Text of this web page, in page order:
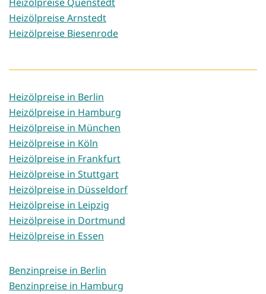
Heizölpreise Arnstedt
Heizölpreise Biesenrode
Heizölpreise in Berlin
Heizölpreise in Hamburg
Heizölpreise in München
Heizölpreise in Köln
Heizölpreise in Frankfurt
Heizölpreise in Stuttgart
Heizölpreise in Düsseldorf
Heizölpreise in Leipzig
Heizölpreise in Dortmund
Heizölpreise in Essen
Benzinpreise in Berlin
Benzinpreise in Hamburg